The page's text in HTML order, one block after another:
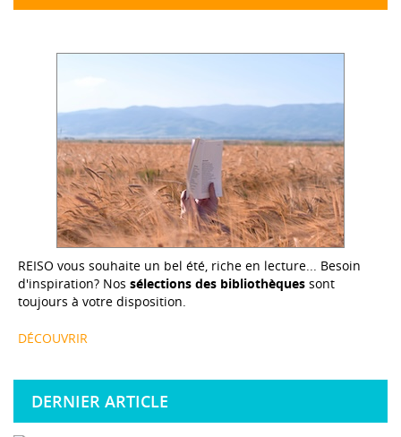
REISO vous souhaite un bel été, riche en lecture... Besoin
d'inspiration? Nos sélections des bibliothèques sont
toujours à votre disposition.
DÉCOUVRIR
DERNIER ARTICLE